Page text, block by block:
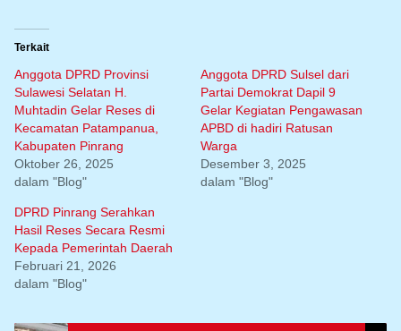
Terkait
Anggota DPRD Provinsi
Sulawesi Selatan H.
Muhtadin Gelar Reses di
Kecamatan Patampanua,
Kabupaten Pinrang
Oktober 26, 2025
dalam "Blog"
Anggota DPRD Sulsel dari
Partai Demokrat Dapil 9
Gelar Kegiatan Pengawasan
APBD di hadiri Ratusan
Warga
Desember 3, 2025
dalam "Blog"
DPRD Pinrang Serahkan
Hasil Reses Secara Resmi
Kepada Pemerintah Daerah
Februari 21, 2026
dalam "Blog"